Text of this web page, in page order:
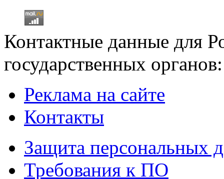
Контактные данные для
государственных
Реклама на сайте
Контакты
Защита персональных
Требования к ПО